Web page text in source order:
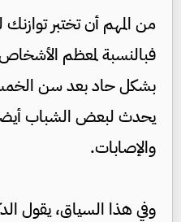
من المهم أن تختبر
فبالنسبة لمعظم الأشخاص
بشكل حاد بعد سن
يحدث لبعض الشباب
والإصابات.
وفي هذا السياق، يقول